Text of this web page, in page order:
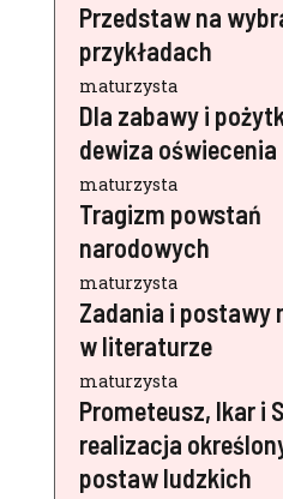
Przedstaw na
przykładach
maturzysta
Dla zabawy i
dewiza oświecenia
maturzysta
Tragizm powstań
narodowych
maturzysta
Zadania i postawy
w literaturze
maturzysta
Prometeusz, Ikar i
realizacja
postaw ludzkich